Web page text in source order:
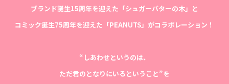
ブランド誕生15周年を迎えた「シュガーバターの木」と
コミック誕生75周年を迎えた「PEANUTS」がコラボレーション！
“しあわせというのは、
ただ君のとなりにいるということ”を